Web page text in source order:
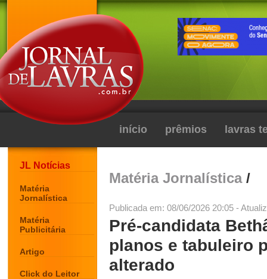
início prêmios lavras
JL Notícias
Matéria
Jornalística
Matéria
Publicitária
Artigo
Click do Leitor
Matéria Jornalística/
Publicada em: 08/06/2026 20:05 -
Pré-candidata
planos e tabuleiro
alterado